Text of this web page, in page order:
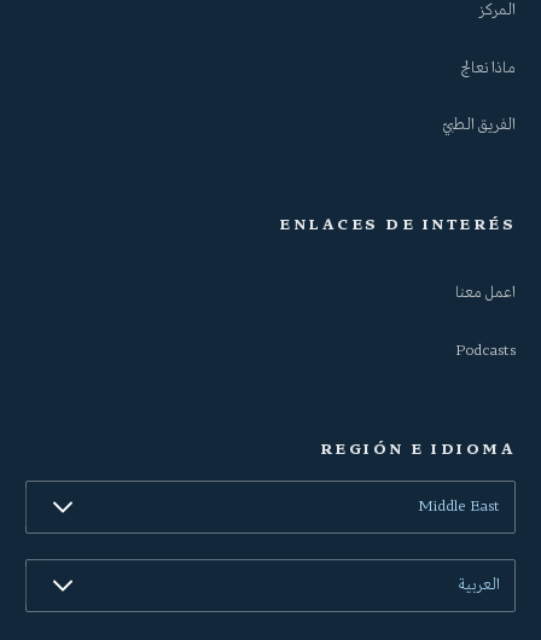
المركز
ماذا نعالج
الفريق الطبيّ
ENLACES DE INTERÉS
اعمل معنا
Podcasts
REGIÓN E IDIOMA
Middle East
العربية